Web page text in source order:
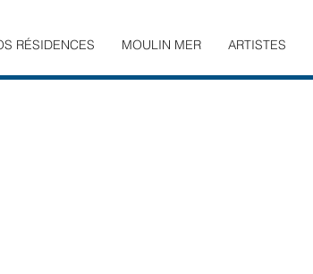
RÉSIDENCES MOULIN MER ARTISTES